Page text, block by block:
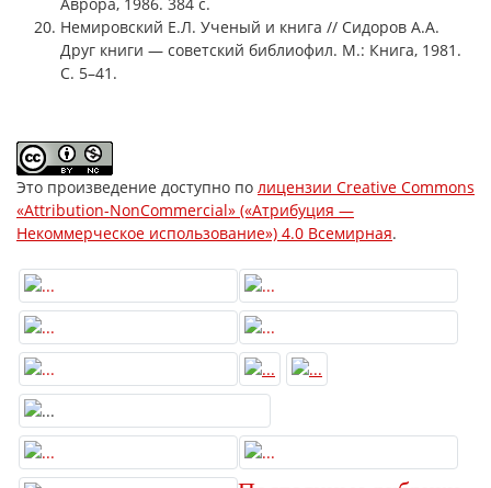
Это произведение доступно по лицензии Creative Commons
«Attribution-NonCommercial» («Атрибуция —
Некоммерческое использование») 4.0 Всемирная.
Аврора, 1986. 384 с.
Немировский Е.Л. Ученый и книга // Сидоров А.А.
Друг книги — советский библиофил. М.: Книга, 1981.
С. 5–41.